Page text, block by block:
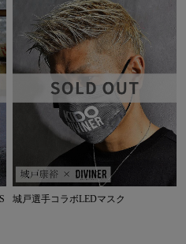
城戸選手コラボLEDマスク